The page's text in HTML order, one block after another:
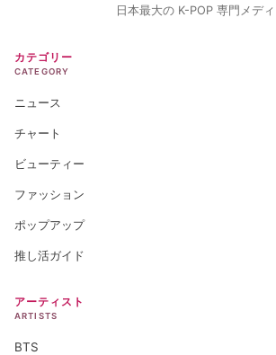
日本最大の K-POP 専門メデ
カテゴリー
CATEGORY
ニュース
チャート
ビューティー
ファッション
ポップアップ
推し活ガイド
アーティスト
ARTISTS
BTS